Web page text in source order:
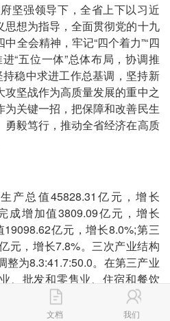
强领导下，全省上下以习近
想为指导，全面贯彻党的十九
全会精神，牢记“四个着力”“四
“五位一体”总体布局，协调推
持稳中求进工作总基调，坚持新
坚战作为高质量发展的重中之
关键一招，把保障和改善民生
毅笃行，推动全省经济在高质
总值45828.31亿元，增长
成增加值3809.09亿元，增长
亿元，增长8.0%;第三
元，增长7.8%。三次产业结构
整为8.3:41.7:50.0。在第三产业
、批发和零售业、住宿和餐饮
其他服务业增加值分别增长
5.6%、9.2%。
文档 我们